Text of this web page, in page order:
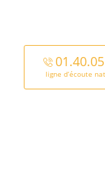
ligne d’écoute